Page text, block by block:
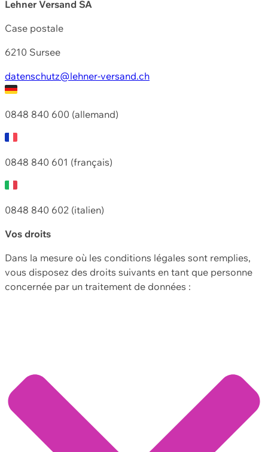
Lehner Versand SA
Case postale
6210 Sursee
datenschutz@lehner-versand.ch
0848 840 600 (allemand)
0848 840 601 (français)
0848 840 602 (italien)
Vos droits
Dans la mesure où les conditions légales sont remplies,
vous disposez des droits suivants en tant que personne
concernée par un traitement de données :